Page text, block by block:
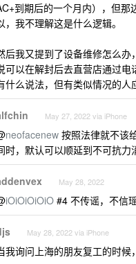
到期后的一个月内），但
，我不理解这是什么逻辑。
后我又提到了设备维修怎么
可以在解封后去直营店通过
什么说法，但有类似情况的人
May 27, 2022 via iPhone
neofacenew 按照法律就不该
时，默认可以顺延到不可抗力
May 28, 2022
iOiOiOiOiO #4 不传谣，不信
May 28, 2022 via iPhone
我询问上海的朋友复工的时候